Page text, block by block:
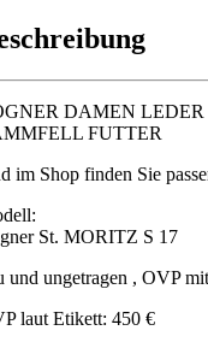
DAMEN LEDER
FUTTER
im Shop finden Sie
St. MORITZ S 17
und ungetragen , OVP
laut Etikett: 450 €